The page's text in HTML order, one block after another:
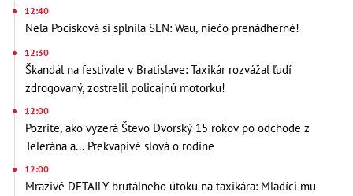
12:40
Nela Pocisková si splnila SEN: Wau, niečo prenádherné!
12:30
Škandál na festivale v Bratislave: Taxikár rozvážal ľudí
zdrogovaný, zostrelil policajnú motorku!
12:00
Pozrite, ako vyzerá Števo Dvorský 15 rokov po odchode z
Telerána a... Prekvapivé slová o rodine
12:00
Mrazivé DETAILY brutálneho útoku na taxikára: Mladíci mu